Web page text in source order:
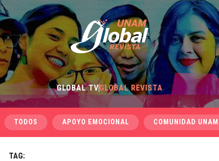
GLOBAL TVGLOBAL REVISTA
TODOS APOYO EMOCIONAL COMUNIDAD UNAM
TAG: